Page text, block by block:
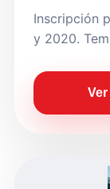
Inscripción
y 2020.